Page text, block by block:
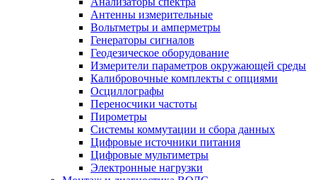
Антенны измерительные
Вольтметры и амперметры
Генераторы сигналов
Геодезическое оборудование
Измерители параметров окружающей среды
Калибровочные комплекты с опциями
Осциллографы
Переносчики частоты
Пирометры
Системы коммутации и сбора данных
Цифровые источники питания
Цифровые мультиметры
Электронные нагрузки